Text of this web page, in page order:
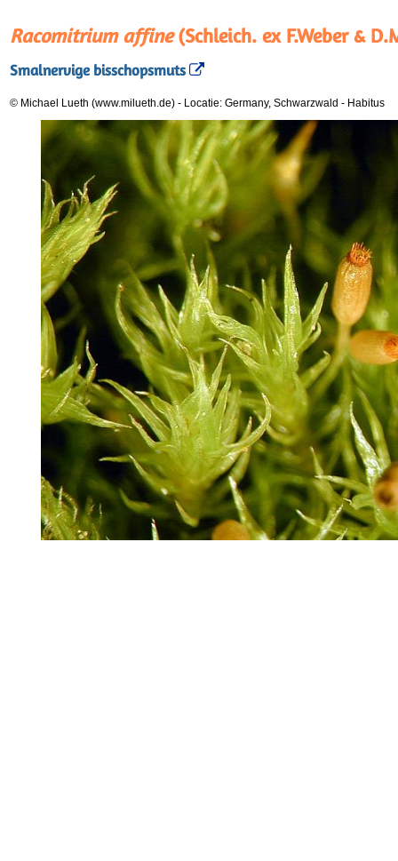
Racomitrium affine(Schleich. ex F.Weber &
Smalnervige bisschopsmuts
© Michael Lueth (www.milueth.de) - Locatie: Germany, Schwarzwald - Habitus